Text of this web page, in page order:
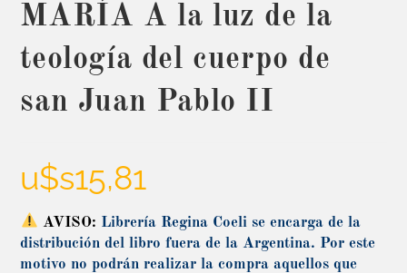
MARÍA A la luz de la
teología del cuerpo de
san Juan Pablo II
u$s15,81
AVISO: Librería Regina Coeli se encarga de la
distribución del libro fuera de la Argentina. Por este
motivo no podrán realizar la compra aquellos que